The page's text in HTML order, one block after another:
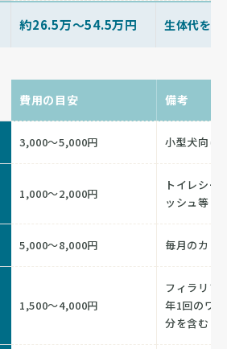
約26.5万〜54.5万円 生体代を含
費用の目安 備考
3,000〜5,000円 小型犬向け
1,000〜2,000円
トイレシー
ッシュ等
5,000〜8,000円 毎月のカッ
1,500〜4,000円
フィラリア
年1回のワ
分を含む